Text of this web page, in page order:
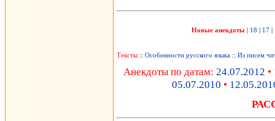
Новые анекдоты| 18 | 17|
Тексты :: Особенности русского языка :: Из писем
Анекдоты по датам: 24.07.2012 •
05.07.2010 •